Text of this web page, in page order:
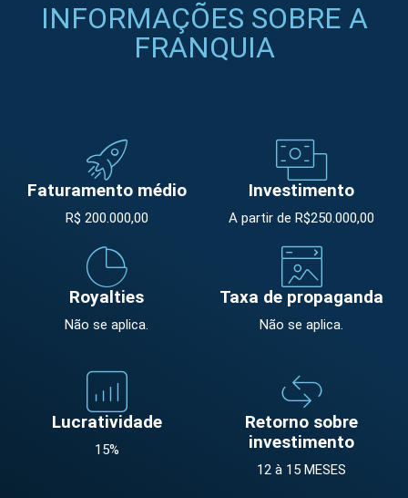
INFORMAÇÕES SOBRE A
FRANQUIA
Faturamento médio
R$ 200.000,00
Investimento
A partir de R$250.000,00
Royalties
Não se aplica.
Taxa de propaganda
Não se aplica.
Lucratividade
15%
Retorno sobre
investimento
12 à 15 MESES